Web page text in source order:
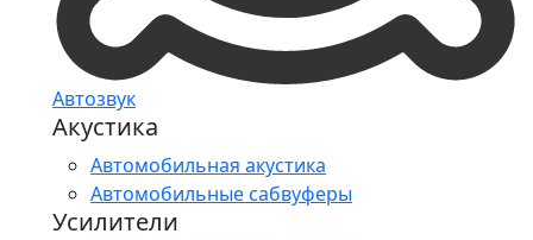
Автозвук
Акустика
Автомобильная акустика
Автомобильные сабвуферы
Усилители